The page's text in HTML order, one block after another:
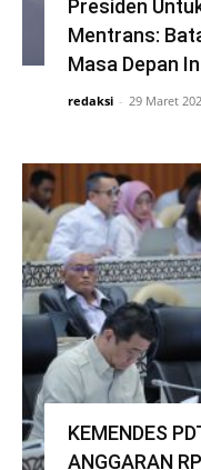
Presiden
Mentrans:
Masa Depan
redaksi - 29 Maret
KEMENDES
ANGGARAN